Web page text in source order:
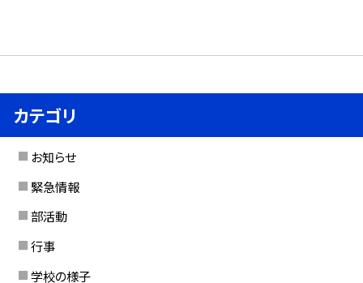
カテゴリ
お知らせ
緊急情報
部活動
行事
学校の様子